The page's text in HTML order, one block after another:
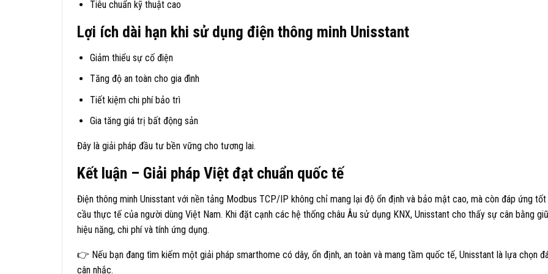
Tiêu chuẩn kỹ thuật cao
Lợi ích dài hạn khi sử dụng điện thông minh Unisstant
Giảm thiểu sự cố điện
Tăng độ an toàn cho gia đình
Tiết kiệm chi phí bảo trì
Gia tăng giá trị bất động sản
Đây là giải pháp đầu tư bền vững cho tương lai.
Kết luận – Giải pháp Việt đạt chuẩn quốc tế
Điện thông minh Unisstant với nền tảng Modbus TCP/IP không chỉ mang lại độ ổn định và bảo mật cao, mà còn đáp ứng tốt
cầu thực tế của người dùng Việt Nam. Khi đặt cạnh các hệ thống châu Âu sử dụng KNX, Unisstant cho thấy sự cân bằng
hiệu năng, chi phí và tính ứng dụng.
👉 Nếu bạn đang tìm kiếm một giải pháp smarthome có dây, ổn định, an toàn và mang tầm quốc tế, Unisstant là lựa chọn
cân nhắc.